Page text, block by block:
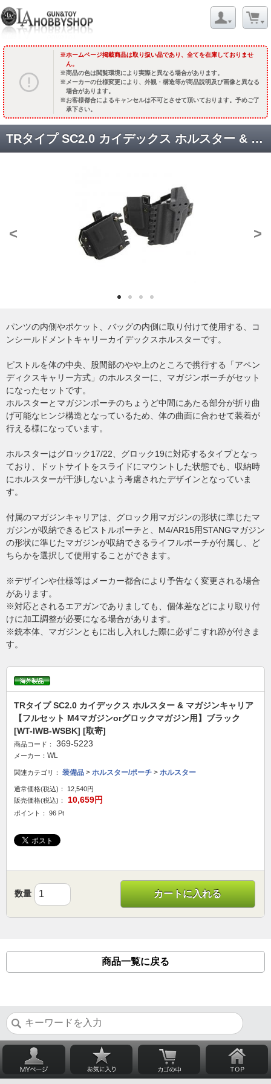
ホームページ掲載商品は取り扱い品であり、全てを在庫しておりませ
ん。
商品の色は閲覧環境により実際と異なる場合があります。
メーカーの仕様変更により、外観・構造等が商品説明及び画像と異なる
場合があります。
お客様都合によるキャンセルは不可とさせて頂いております。予めご了
承下さい。
TRタイプ SC2.0 カイデックス ホルスター & マガジンキャリア【フルセット M4マガジンorグロックマガジン用】ブラック [WT-IWB-WSBK] [取寄]
< >
パンツの内側やポケット、バッグの内側に取り付けて使用する、コ
ンシールドメントキャリーカイデックスホルスターです。
ピストルを体の中央、股間部のやや上のところで携行する「アペン
ディクスキャリー方式」のホルスターに、マガジンポーチがセット
になったセットです。
ホルスターとマガジンポーチのちょうど中間にあたる部分が折り曲
げ可能なヒンジ構造となっているため、体の曲面に合わせて装着が
行える様になっています。
ホルスターはグロック17/22、グロック19に対応するタイプとなっ
ており、ドットサイトをスライドにマウントした状態でも、収納時
にホルスターが干渉しないよう考慮されたデザインとなっていま
す。
付属のマガジンキャリアは、グロック用マガジンの形状に準じたマ
ガジンが収納できるピストルポーチと、M4/AR15用STANGマガジン
の形状に準じたマガジンが収納できるライフルポーチが付属し、ど
ちらかを選択して使用することができます。
※デザインや仕様等はメーカー都合により予告なく変更される場合
があります。
※対応とされるエアガンでありましても、個体差などにより取り付
けに加工調整が必要になる場合があります。
※銃本体、マガジンともに出し入れした際に必ずこすれ跡が付きま
す。
TRタイプ SC2.0 カイデックス ホルスター & マガジンキャリア
【フルセット M4マガジンorグロックマガジン用】ブラック
[WT-IWB-WSBK] [取寄]
商品コード： 369-5223
メーカー： WL
関連カテゴリ： 装備品 > ホルスター/ポーチ > ホルスター
通常価格(税込)：
12,540円
販売価格(税込)：
10,659円
ポイント： 96 Pt
数量 カートに入れる
商品一覧に戻る